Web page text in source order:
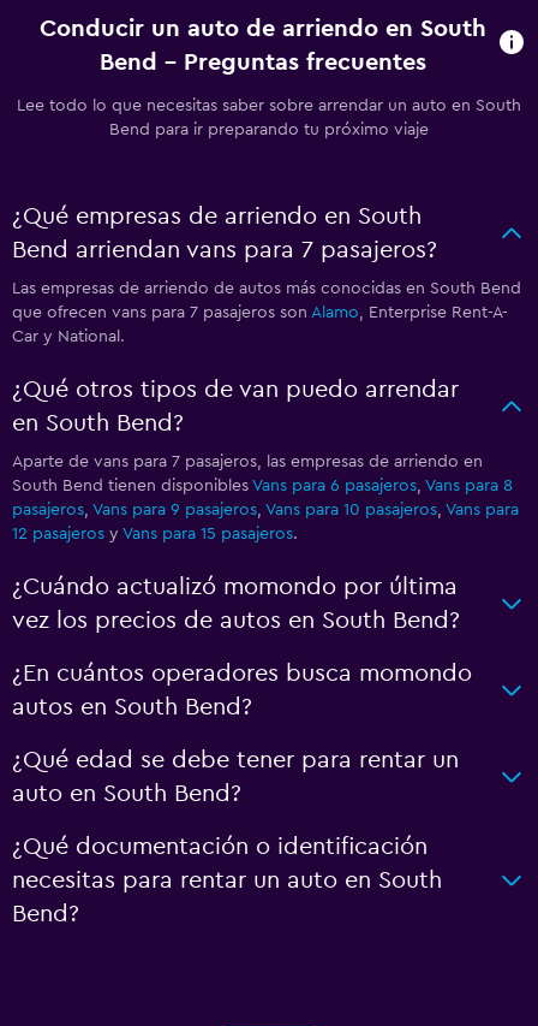
Conducir un auto de arriendo en South
Bend - Preguntas frecuentes
Lee todo lo que necesitas saber sobre arrendar un auto en South
Bend para ir preparando tu próximo viaje
¿Qué empresas de arriendo en South
Bend arriendan vans para 7 pasajeros?
Las empresas de arriendo de autos más conocidas en South Bend
que ofrecen vans para 7 pasajeros son Alamo , Enterprise Rent-A-
Car y National.
¿Qué otros tipos de van puedo arrendar
en South Bend?
Aparte de vans para 7 pasajeros, las empresas de arriendo en
South Bend tienen disponibles Vans para 6 pasajeros Vans para 8
pasajeros Vans para 9 pasajeros Vans para 10 pasajeros Vans para
12 pasajeros y Vans para 15 pasajeros.
¿Cuándo actualizó momondo por última
vez los precios de autos en South Bend?
¿En cuántos operadores busca momondo
autos en South Bend?
¿Qué edad se debe tener para rentar un
auto en South Bend?
¿Qué documentación o identificación
necesitas para rentar un auto en South
Bend?